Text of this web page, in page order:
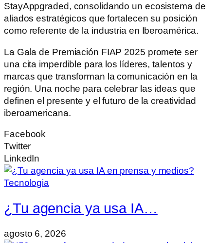
StayAppgraded, consolidando un ecosistema de
aliados estratégicos que fortalecen su posición
como referente de la industria en Iberoamérica.
La Gala de Premiación FIAP 2025 promete ser
una cita imperdible para los líderes, talentos y
marcas que transforman la comunicación en la
región. Una noche para celebrar las ideas que
definen el presente y el futuro de la creatividad
iberoamericana.
Facebook
Twitter
LinkedIn
Tecnologia
¿Tu agencia ya usa IA…
agosto 6, 2026